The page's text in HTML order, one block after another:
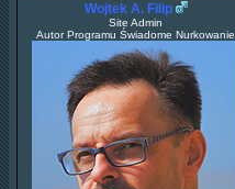
Wojtek A. Filip
Site Admin
Autor Programu Świadome Nurkowanie